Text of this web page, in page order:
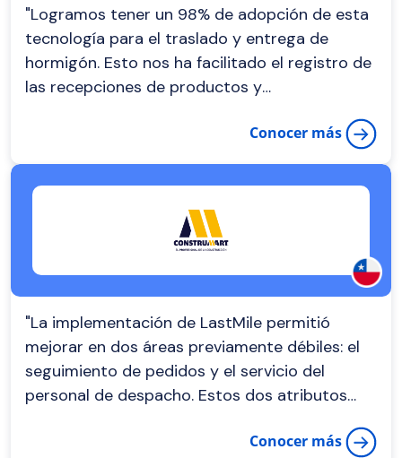
"Logramos tener un 98% de adopción de esta
tecnología para el traslado y entrega de
hormigón. Esto nos ha facilitado el registro de
las recepciones de productos y
Conocer más
"La implementación de LastMile permitió
mejorar en dos áreas previamente débiles: el
seguimiento de pedidos y el servicio del
personal de despacho. Estos dos atributos
son altamente valorados por nuestros
Conocer más